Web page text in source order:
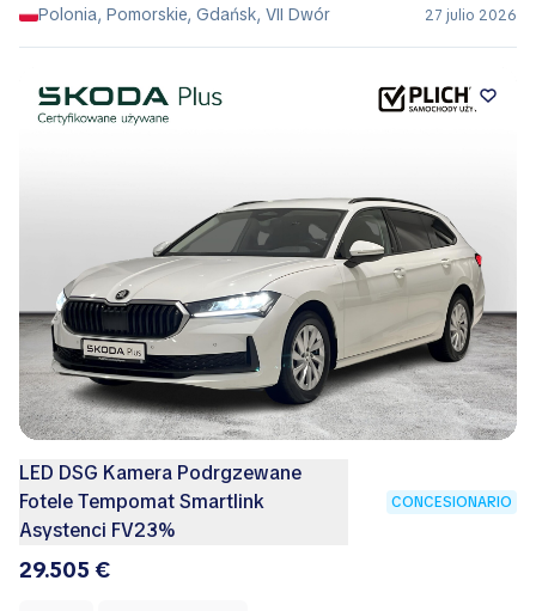
Polonia, Pomorskie, Gdańsk, VII Dwór
27 julio 2026
LED DSG Kamera Podrgzewane
Fotele Tempomat Smartlink
Asystenci FV23%
CONCESIONARIO
29.505 €